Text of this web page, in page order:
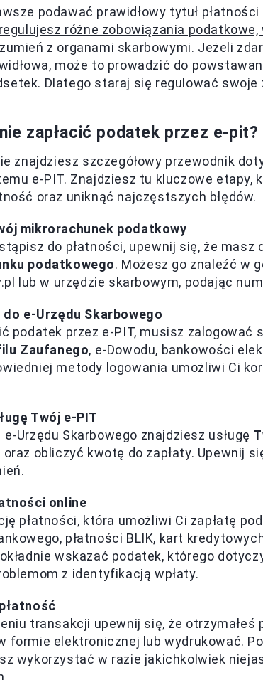
podawać prawidłowy tytuł
różne zobowiązania
z organami skarbowymi. Jeżeli
może to prowadzić do
Dlatego staraj się regulować swoje
zapłacić podatek przez e-
znajdziesz szczegółowy przewodnik
e-PIT. Znajdziesz tu kluczowe etapy,
oraz uniknąć najczęstszych błędów.
mikrorachunek podatkowy
do płatności, upewnij się, że masz
podatkowego. Możesz go znaleźć w
lub w urzędzie skarbowym, podając
e-Urzędu Skarbowego
podatek przez e-PIT, musisz zalogować
Zaufanego, e-Dowodu, bankowości
metody logowania umożliwi Ci
Twój e-PIT
e-Urzędu Skarbowego znajdziesz usługę
obliczyć kwotę do zapłaty. Upewnij
online
płatności, która umożliwi Ci zapłatę
płatności BLIK, kart
wskazać podatek, którego
z identyfikacją wpłaty.
transakcji upewnij się, że otrzymałeś
formie elektronicznej lub wydrukować.
wykorzystać w razie jakichkolwiek